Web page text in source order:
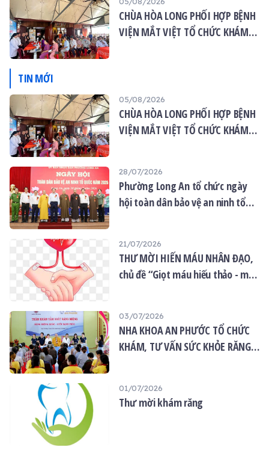
CHÙA HÒA LONG PHỐI HỢP BỆNH
VIỆN MẮT VIỆT TỔ CHỨC KHÁM
TIN MỚI
05/08/2026
CHÙA HÒA LONG PHỐI HỢP BỆNH
VIỆN MẮT VIỆT TỔ CHỨC KHÁM
28/07/2026
Phường Long An tổ chức ngày
hội toàn dân bảo vệ an ninh tổ
21/07/2026
THƯ MỜI HIẾN MÁU NHÂN ĐẠO,
chủ đề “Giọt máu hiếu thảo - mùa
03/07/2026
NHA KHOA AN PHƯỚC TỔ CHỨC
KHÁM, TƯ VẤN SỨC KHỎE RĂNG
01/07/2026
Thư mời khám răng